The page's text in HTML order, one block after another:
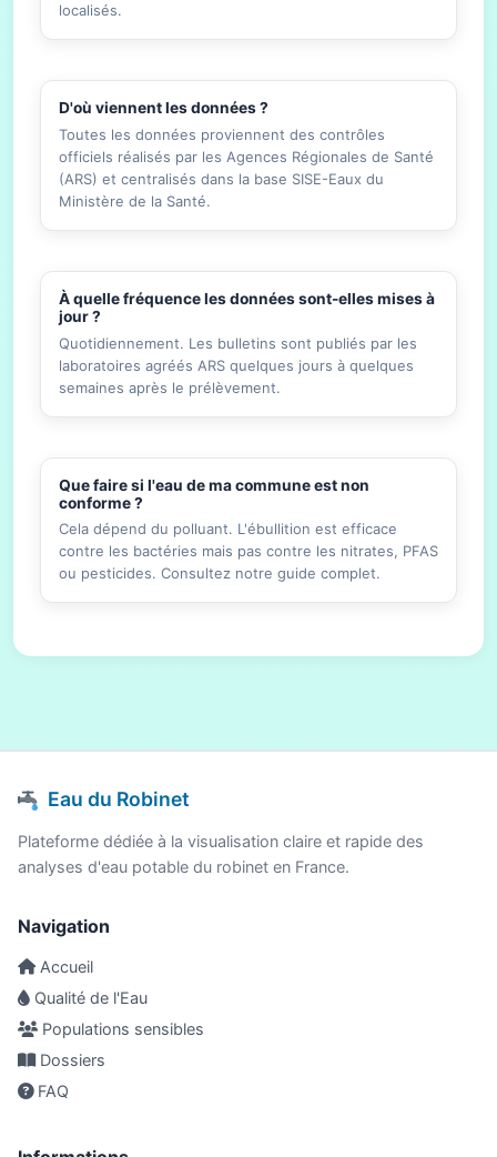
localisés.
D'où viennent les données ?
Toutes les données proviennent des contrôles
officiels réalisés par les Agences Régionales de Santé
(ARS) et centralisés dans la base SISE-Eaux du
Ministère de la Santé.
À quelle fréquence les données sont-elles mises à
jour ?
Quotidiennement. Les bulletins sont publiés par les
laboratoires agréés ARS quelques jours à quelques
semaines après le prélèvement.
Que faire si l'eau de ma commune est non
conforme ?
Cela dépend du polluant. L'ébullition est efficace
contre les bactéries mais pas contre les nitrates, PFAS
ou pesticides. Consultez notre guide complet.
Eau du Robinet
Plateforme dédiée à la visualisation claire et rapide des
analyses d'eau potable du robinet en France.
Navigation
Accueil
Qualité de l'Eau
Populations sensibles
Dossiers
FAQ